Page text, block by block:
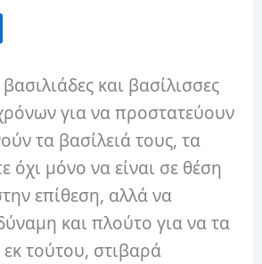
και βασίλισσες
για να προστατεύουν
τα βασίλειά τους, τα
όχι μόνο να είναι σε θέση
επίθεση, αλλά να
και πλούτο για να τα
τούτου, στιβαρά